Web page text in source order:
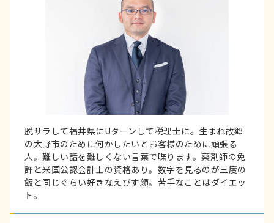
脱サラして福井県にUターンして税理士に。生まれ故郷
の大野市のために何かしたいとお客様のために頑張る
人。難しい話を難しくない言葉で喋ります。薬剤師の免
許と米国公認会計士の資格あり。数字を見るのが三度の
飯と同じぐらい好きなえびす顔。苦手なことはダイエッ
ト。